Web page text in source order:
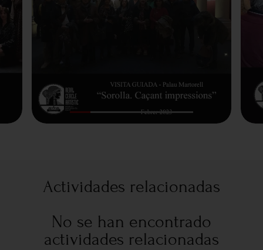
Actividades relacionadas
No se han encontrado
actividades relacionadas